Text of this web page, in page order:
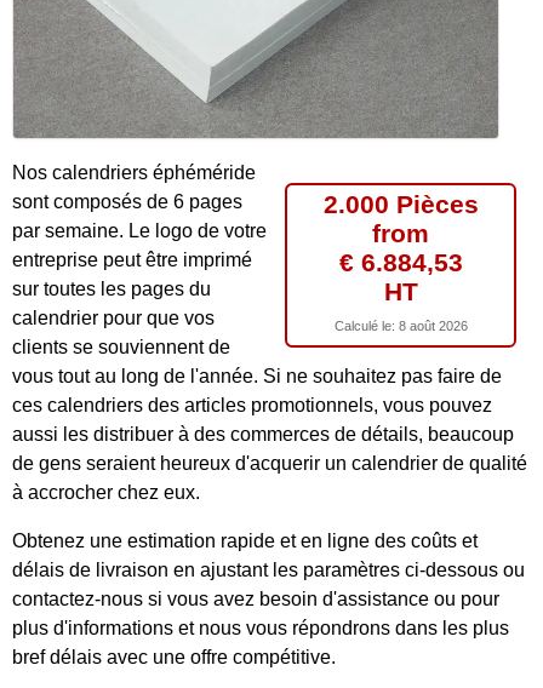
2.000 Pièces
from
€ 6.884,53
HT
Calculé le: 8 août 2026
Nos calendriers éphéméride
sont composés de 6 pages
par semaine. Le logo de votre
entreprise peut être imprimé
sur toutes les pages du
calendrier pour que vos
clients se souviennent de
vous tout au long de l'année. Si ne souhaitez pas faire de
ces calendriers des articles promotionnels, vous pouvez
aussi les distribuer à des commerces de détails, beaucoup
de gens seraient heureux d'acquerir un calendrier de qualité
à accrocher chez eux.
Obtenez une estimation rapide et en ligne des coûts et
délais de livraison en ajustant les paramètres ci-dessous ou
contactez-nous si vous avez besoin d'assistance ou pour
plus d'informations et nous vous répondrons dans les plus
bref délais avec une offre compétitive.